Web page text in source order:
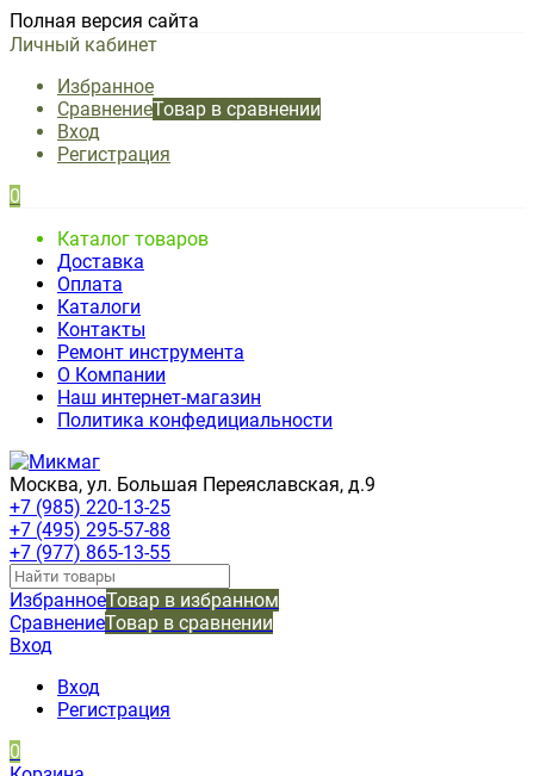
Полная версия сайта
Личный кабинет
Избранное
СравнениеТовар в сравнении
Вход
Регистрация
0
Каталог товаров
Доставка
Оплата
Каталоги
Контакты
Ремонт инструмента
О Компании
Наш интернет-магазин
Политика конфедициальности
Москва, ул. Большая Переяславская, д.9
+7 (985) 220-13-25
+7 (495) 295-57-88
+7 (977) 865-13-55
ИзбранноеТовар в избранном
СравнениеТовар в сравнении
Вход
Вход
Регистрация
0